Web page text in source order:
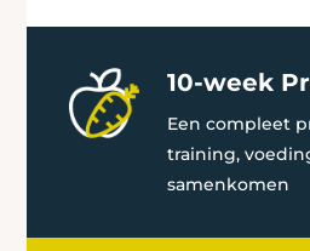
10-week
Een compleet
training,
samenkomen